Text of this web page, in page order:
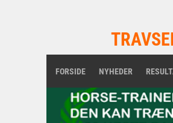
FORSIDE NYHEDER